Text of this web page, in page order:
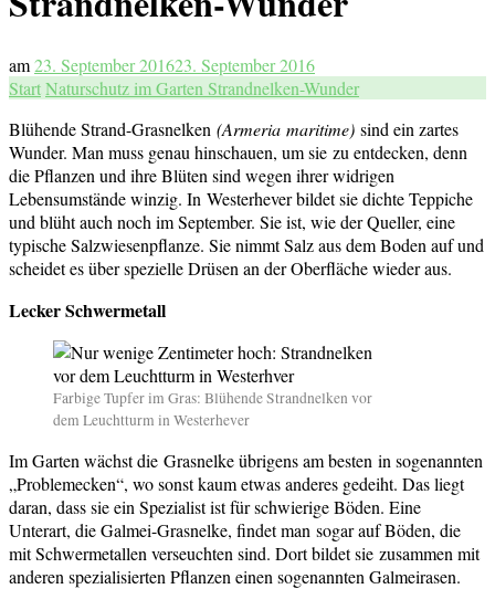
am23. September 201623. September 2016
StartNaturschutz im Garten Strandnelken-Wunder
Blühende Strand-Grasnelken (Armeria maritime) sind ein zartes
Wunder. Man muss genau hinschauen, um sie zu entdecken, denn
die Pflanzen und ihre Blüten sind wegen ihrer widrigen
Lebensumstände winzig. In Westerhever bildet sie dichte Teppiche
und blüht auch noch im September. Sie ist, wie der Queller, eine
typische Salzwiesenpflanze. Sie nimmt Salz aus dem Boden auf und
scheidet es über spezielle Drüsen an der Oberfläche wieder aus.
Lecker Schwermetall
Farbige Tupfer im Gras: Blühende Strandnelken vor
dem Leuchtturm in Westerhever
Im Garten wächst die Grasnelke übrigens am besten in sogenannten
„Problemecken“, wo sonst kaum etwas anderes gedeiht. Das liegt
daran, dass sie ein Spezialist ist für schwierige Böden. Eine
Unterart, die Galmei-Grasnelke, findet man sogar auf Böden, die
mit Schwermetallen verseuchten sind. Dort bildet sie zusammen mit
anderen spezialisierten Pflanzen einen sogenannten Galmeirasen.